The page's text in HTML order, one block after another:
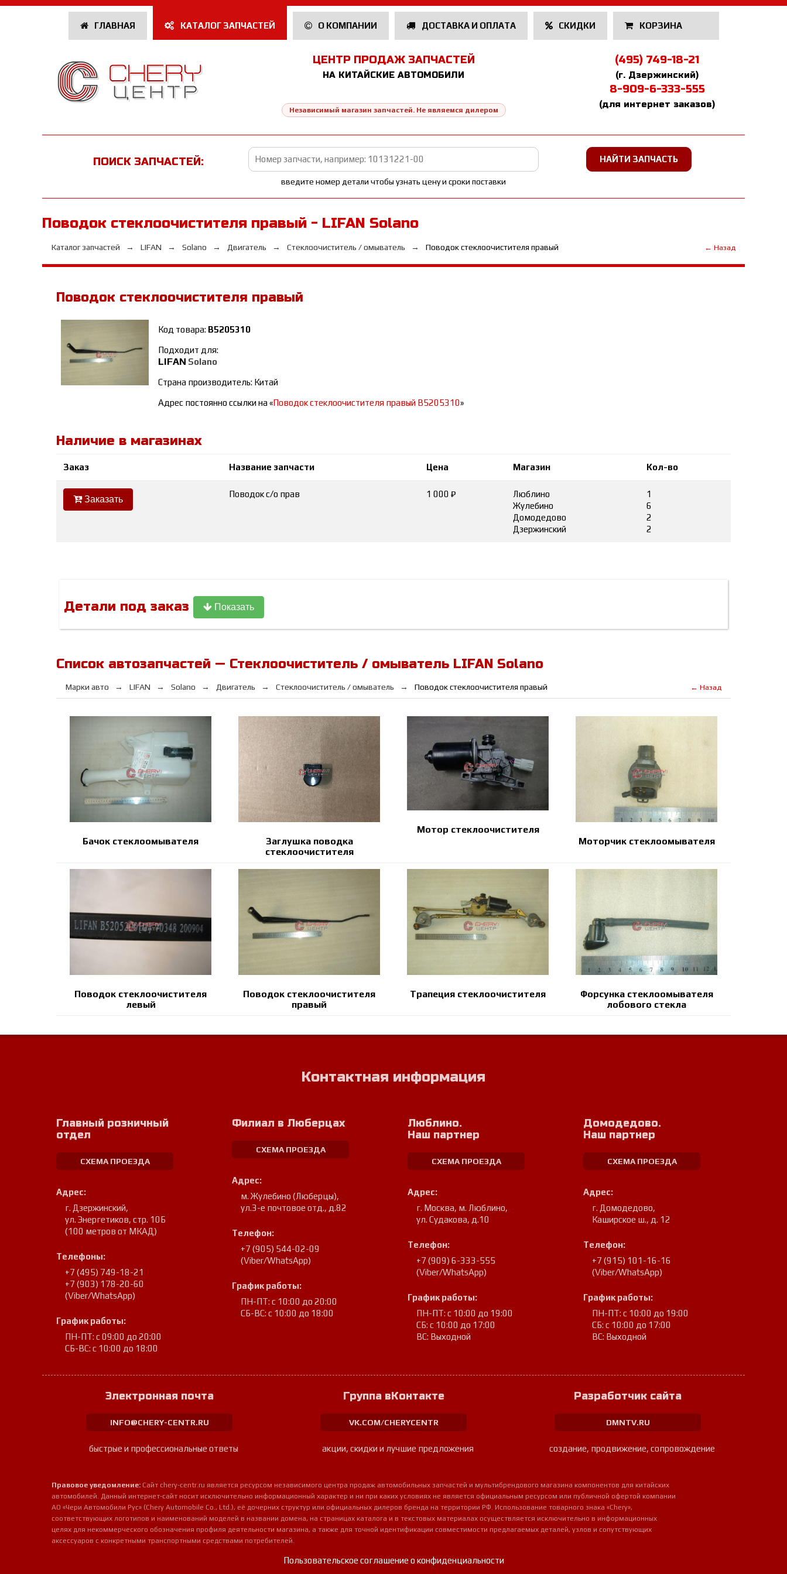
ГЛАВНАЯ КАТАЛОГ ЗАПЧАСТЕЙ О КОМПАНИИ ДОСТАВКА И ОПЛАТА СКИДКИ КОРЗИНА
ЦЕНТР ПРОДАЖ ЗАПЧАСТЕЙ
НА КИТАЙСКИЕ АВТОМОБИЛИ
Независимый магазин запчастей. Не являемся дилером
(495) 749-18-21
(г. Дзержинский)
8-909-6-333-555
(для интернет заказов)
ПОИСК ЗАПЧАСТЕЙ:
введите номер детали чтобы узнать цену и сроки поставки
Поводок стеклоочистителя правый - LIFAN Solano
Каталог запчастей LIFAN Solano Двигатель Стеклоочиститель / омыватель Поводок стеклоочистителя правый ← Назад
Поводок стеклоочистителя правый
Код товара: B5205310
Подходит для:
LIFAN Solano
Страна производитель: Китай
Адрес постоянно ссылки на «Поводок стеклоочистителя правый B5205310»
Наличие в магазинах
Заказ Название запчасти Цена Магазин Кол-во
Заказать
Поводок с/о прав 1 000 ₽
Люблино
Жулебино
Домодедово
Дзержинский
1
6
2
2
Детали под заказ Показать
Список автозапчастей — Стеклоочиститель / омыватель LIFAN Solano
Марки авто LIFAN Solano Двигатель Стеклоочиститель / омыватель Поводок стеклоочистителя правый ← Назад
Бачок стеклоомывателя
Заглушка поводка
стеклоочистителя
Мотор стеклоочистителя
Моторчик стеклоомывателя
Поводок стеклоочистителя
левый
Поводок стеклоочистителя
правый
Трапеция стеклоочистителя
Форсунка стеклоомывателя
лобового стекла
Контактная информация
Главный розничный
отдел
СХЕМА ПРОЕЗДА
Адрес:
г. Дзержинский,
ул. Энергетиков, стр. 10Б
(100 метров от МКАД)
Телефоны:
+7 (495) 749-18-21
+7 (903) 178-20-60
(Viber/WhatsApp)
График работы:
ПН-ПТ: с 09:00 до 20:00
СБ-ВС: с 10:00 до 18:00
Филиал в Люберцах
СХЕМА ПРОЕЗДА
Адрес:
м. Жулебино (Люберцы),
ул.3-е почтовое отд., д.82
Телефон:
+7 (905) 544-02-09
(Viber/WhatsApp)
График работы:
ПН-ПТ: с 10:00 до 20:00
СБ-ВС: с 10:00 до 18:00
Люблино.
Наш партнер
СХЕМА ПРОЕЗДА
Адрес:
г. Москва, м. Люблино,
ул. Судакова, д.10
Телефон:
+7 (909) 6-333-555
(Viber/WhatsApp)
График работы:
ПН-ПТ: с 10:00 до 19:00
СБ: с 10:00 до 17:00
ВС: Выходной
Домодедово.
Наш партнер
СХЕМА ПРОЕЗДА
Адрес:
г. Домодедово,
Каширское ш., д. 12
Телефон:
+7 (915) 101-16-16
(Viber/WhatsApp)
График работы:
ПН-ПТ: с 10:00 до 19:00
СБ: с 10:00 до 17:00
ВС: Выходной
Электронная почта
INFO@CHERY-CENTR.RU
быстрые и профессиональные ответы
Группа вКонтакте
VK.COM/CHERYCENTR
акции, скидки и лучшие предложения
Разработчик сайта
DMNTV.RU
создание, продвижение, сопровождение
Правовое уведомление: Сайт chery-centr.ru является ресурсом независимого центра продаж автомобильных запчастей и мультибрендового магазина компонентов для китайских
автомобилей. Данный интернет-сайт носит исключительно информационный характер и ни при каких условиях не является официальным ресурсом или публичной офертой компании
АО «Чери Автомобили Рус» (Chery Automobile Co., Ltd.), её дочерних структур или официальных дилеров бренда на территории РФ. Использование товарного знака «Chery»,
соответствующих логотипов и наименований моделей в названии домена, на страницах каталога и в текстовых материалах осуществляется исключительно в информационных
целях для некоммерческого обозначения профиля деятельности магазина, а также для точной идентификации совместимости предлагаемых деталей, узлов и сопутствующих
аксессуаров с конкретными транспортными средствами потребителей.
Пользовательское соглашение о конфиденциальности